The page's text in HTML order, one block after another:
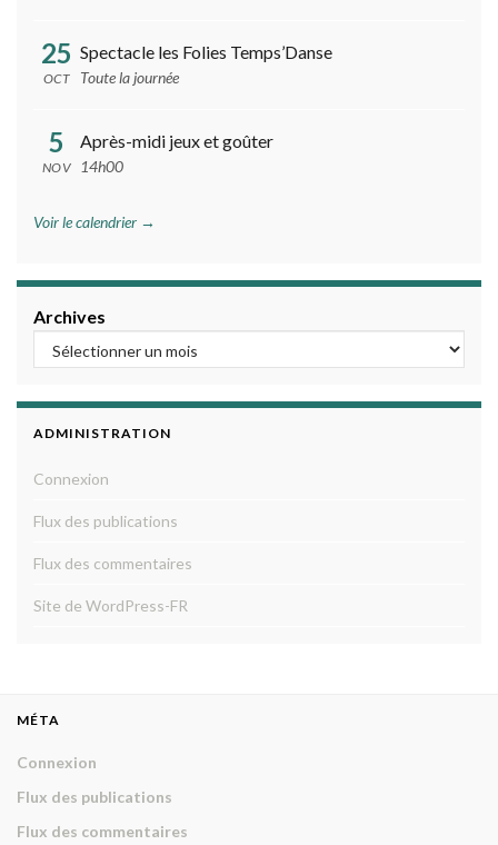
25
OCT
Spectacle les Folies Temps’Danse
Toute la journée
5
NOV
Après-midi jeux et goûter
14h00
Voir le calendrier →
Archives
ADMINISTRATION
Connexion
Flux des publications
Flux des commentaires
Site de WordPress-FR
MÉTA
Connexion
Flux des publications
Flux des commentaires